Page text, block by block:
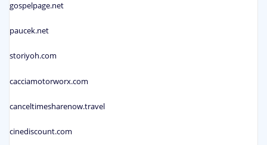
gospelpage.net
paucek.net
storiyoh.com
cacciamotorworx.com
canceltimesharenow.travel
cinediscount.com